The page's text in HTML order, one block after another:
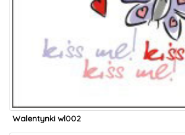
Walentynki wl002